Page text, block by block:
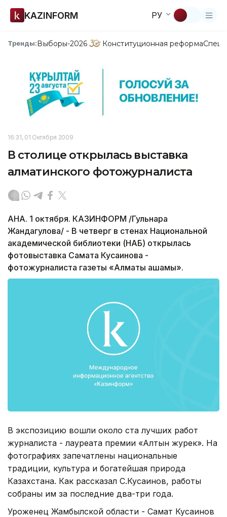
KAZINFORM РУ
Тренды:Выборы-2026 Конституционная реформа
16:31, 01 Октября 2009
В столице открылась выставка
алматинского фотожурналиста
АНА. 1 октября. КАЗИНФОРМ /Гульнара
Жандагулова/ - В четверг в стенах Национальной
академической библиотеки (НАБ) открылась
фотовыставка Самата Кусаинова -
фотожурналиста газеты «Алматы ақшамы».
В экспозицию вошли около ста лучших работ
журналиста - лауреата премии «Алтын журек». На
фотографиях запечатлены национальные
традиции, культура и богатейшая природа
Казахстана. Как рассказал С.Кусаинов, работы
собраны им за последние два-три года.
Уроженец Жамбылской области - Самат Кусаинов